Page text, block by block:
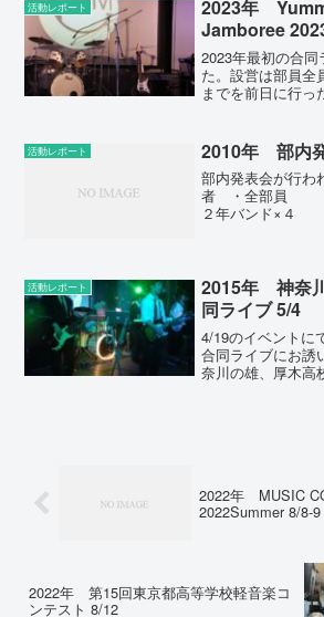
活動レポート
2023年
Jamboree
2023年最初の合同
た。設営は部員全
までを前日に行っ
ぶスキルアップし
番は前回に引き続
活動レポート 2010年 部内
部内発表会が行
者 ・全部員
２年バンド×４
年→オリジナル曲
活動レポート
2015年 神奈
同ライブ 5/4
4/19のイベントに
合同ライブにお誘
奈川の雄、厚木高
2022年 MUSIC
2022Summer 8/8-9
2022年 第15回東京都高等学校軽音楽コ
ンテスト 8/12